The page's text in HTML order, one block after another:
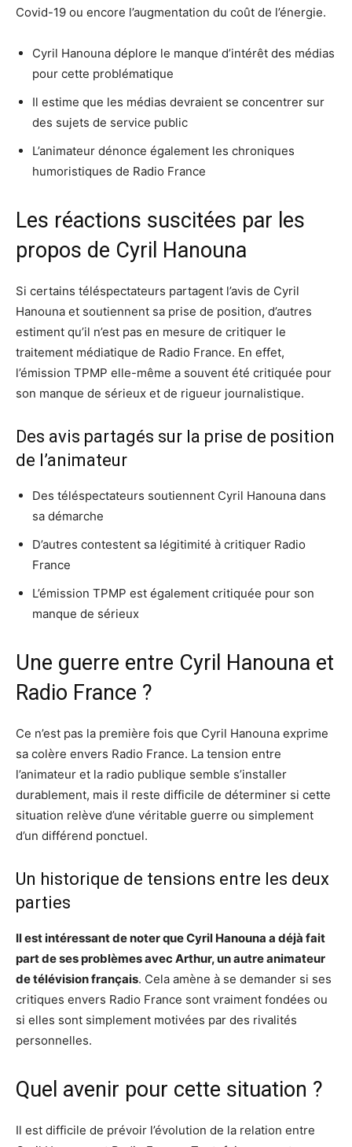
Covid-19 ou encore l’augmentation du coût de l’énergie.
Cyril Hanouna déplore le manque d’intérêt des médias
pour cette problématique
Il estime que les médias devraient se concentrer sur
des sujets de service public
L’animateur dénonce également les chroniques
humoristiques de Radio France
Les réactions suscitées par les
propos de Cyril Hanouna
Si certains téléspectateurs partagent l’avis de Cyril
Hanouna et soutiennent sa prise de position, d’autres
estiment qu’il n’est pas en mesure de critiquer le
traitement médiatique de Radio France. En effet,
l’émission TPMP elle-même a souvent été critiquée pour
son manque de sérieux et de rigueur journalistique.
Des avis partagés sur la prise de position
de l’animateur
Des téléspectateurs soutiennent Cyril Hanouna dans
sa démarche
D’autres contestent sa légitimité à critiquer Radio
France
L’émission TPMP est également critiquée pour son
manque de sérieux
Une guerre entre Cyril Hanouna et
Radio France ?
Ce n’est pas la première fois que Cyril Hanouna exprime
sa colère envers Radio France. La tension entre
l’animateur et la radio publique semble s’installer
durablement, mais il reste difficile de déterminer si cette
situation relève d’une véritable guerre ou simplement
d’un différend ponctuel.
Un historique de tensions entre les deux
parties
Il est intéressant de noter que Cyril Hanouna a déjà fait
part de ses problèmes avec Arthur, un autre animateur
de télévision français. Cela amène à se demander si ses
critiques envers Radio France sont vraiment fondées ou
si elles sont simplement motivées par des rivalités
personnelles.
Quel avenir pour cette situation ?
Il est difficile de prévoir l’évolution de la relation entre